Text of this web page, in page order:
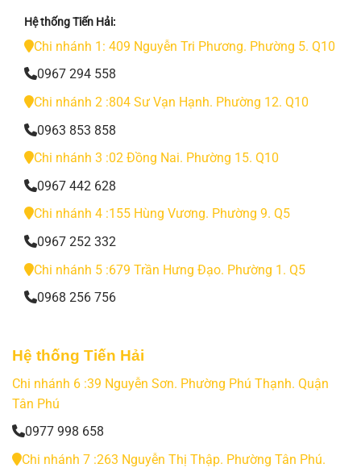
Hệ thống Tiến Hải:
Chi nhánh 1: 409 Nguyễn Tri Phương. Phường 5. Q10
0967 294 558
Chi nhánh 2 :804 Sư Vạn Hạnh. Phường 12. Q10
0963 853 858
Chi nhánh 3 :02 Đồng Nai. Phường 15. Q10
0967 442 628
Chi nhánh 4 :155 Hùng Vương. Phường 9. Q5
0967 252 332
Chi nhánh 5 :679 Trần Hưng Đạo. Phường 1. Q5
0968 256 756
Hệ thống Tiến Hải
Chi nhánh 6 :39 Nguyễn Sơn. Phường Phú Thạnh. Quận
Tân Phú
0977 998 658
Chi nhánh 7 :263 Nguyễn Thị Thập. Phường Tân Phú.